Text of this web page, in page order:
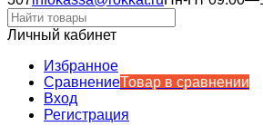
Личный кабинет
Избранное
СравнениеТовар в сравнении
Вход
Регистрация